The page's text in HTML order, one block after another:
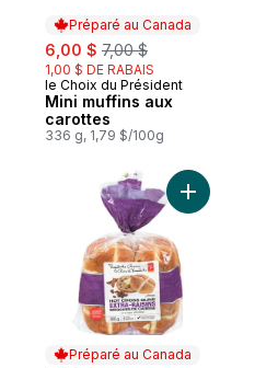
Préparé au Canada
sale:
6,00 $ , formerly:
7,00 $
1,00 $ DE RABAIS
Préparé au Canada
le Choix du Président
Mini muffins aux
carottes
336 g, 1,79 $/100g
Préparé au Canada
Ajouter